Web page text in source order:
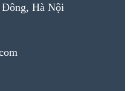
Hà Nội